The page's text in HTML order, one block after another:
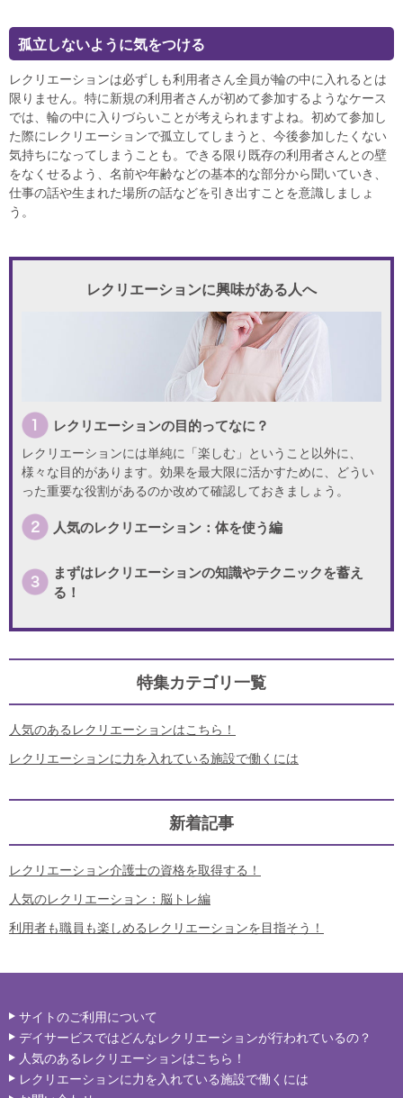
孤立しないように気をつける
レクリエーションは必ずしも利用者さん全員が輪の中に入れるとは
限りません。特に新規の利用者さんが初めて参加するようなケース
では、輪の中に入りづらいことが考えられますよね。初めて参加し
た際にレクリエーションで孤立してしまうと、今後参加したくない
気持ちになってしまうことも。できる限り既存の利用者さんとの壁
をなくせるよう、名前や年齢などの基本的な部分から聞いていき、
仕事の話や生まれた場所の話などを引き出すことを意識しましょ
う。
レクリエーションに興味がある人へ
レクリエーションの目的ってなに？
レクリエーションには単純に「楽しむ」ということ以外に、
様々な目的があります。効果を最大限に活かすために、どうい
った重要な役割があるのか改めて確認しておきましょう。
人気のレクリエーション：体を使う編
まずはレクリエーションの知識やテクニックを蓄え
る！
特集カテゴリ一覧
人気のあるレクリエーションはこちら！
レクリエーションに力を入れている施設で働くには
新着記事
レクリエーション介護士の資格を取得する！
人気のレクリエーション：脳トレ編
利用者も職員も楽しめるレクリエーションを目指そう！
サイトのご利用について
デイサービスではどんなレクリエーションが行われているの？
人気のあるレクリエーションはこちら！
レクリエーションに力を入れている施設で働くには